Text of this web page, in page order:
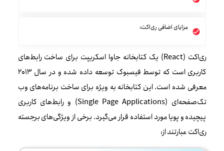
مزایای اضافی ری‌اکت:
ری‌اکت (React) یک کتابخانه جاوا اسکریپت برای ساخت رابط‌های
کاربری است که توسط فیسبوک توسعه داده شده و در سال 2013
معرفی شده است. این کتابخانه به ویژه برای ساخت برنامه‌های وب
تک‌صفحه‌ای (Single Page Applications) و رابط‌های کاربری
پیچیده و پویا مورد استفاده قرار می‌گیرد. برخی از ویژگی‌های برجسته
ری‌اکت عبارتند از: